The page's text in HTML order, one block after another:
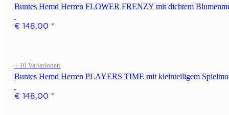
Buntes Hemd Herren FLOWER FRENZY mit dichtem
€ 148,00 *
+ 10 Variationen
Buntes Hemd Herren PLAYERS TIME mit kleinteiligem
€ 148,00 *